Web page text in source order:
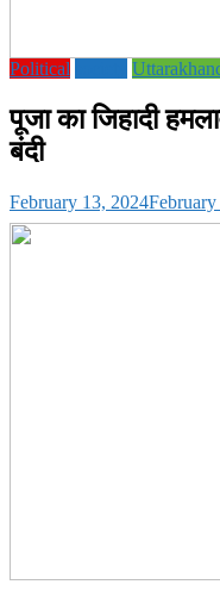
Political
पूजा का जिहादी
बंदी
February 13, 2024